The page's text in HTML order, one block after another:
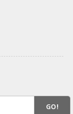
GO!